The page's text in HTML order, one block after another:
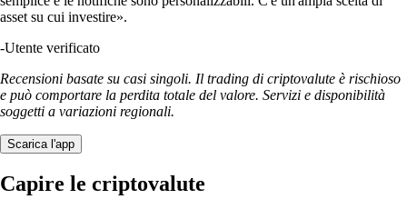
asset su cui investire».
-Utente verificato
Recensioni basate su casi singoli. Il trading di criptovalute è rischioso
e può comportare la perdita totale del valore. Servizi e disponibilità
soggetti a variazioni regionali.
Scarica l'app
Capire le criptovalute